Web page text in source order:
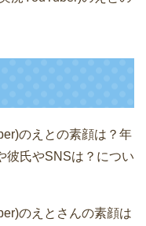
のえとの素顔は？年
彼氏やSNSは？につい
のえとさんの素顔は